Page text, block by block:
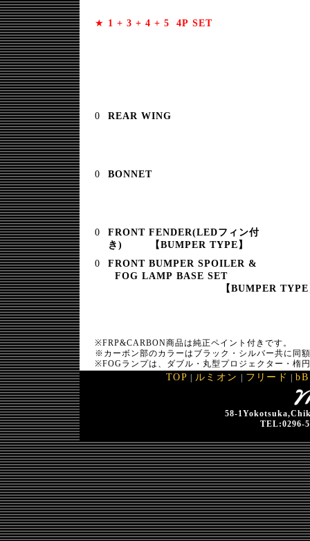
★ 1 + 3 + 4 + 5 4P SET
REAR WING
BONNET
FRONT FENDER(LEDフィン付
き) 【BUMPER TYPE】
FRONT BUMPER SPOILER &
FOG LAMP BASE SET
【BUMPER
※FRP&CARBON商品は純正ペイント付きです。
※カーボン部のカラーはブラック・シルバー共に同
※FOGランプは、ダブル・丸型プロジェクター・楕
TOP ルミオン フリード bB
58-
TEL:0296-